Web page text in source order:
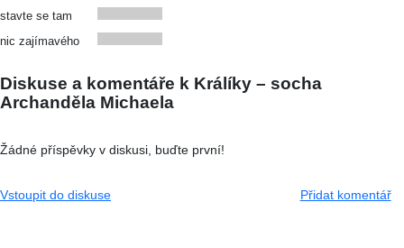
stavte se tam
nic zajímavého
Diskuse a komentáře k Králíky – socha
Archanděla Michaela
Žádné příspěvky v diskusi, buďte první!
Vstoupit do diskuse Přidat komentář